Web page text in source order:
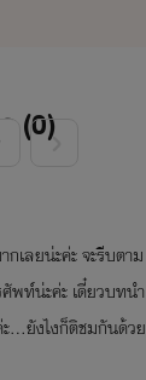
(0)
เลยน่ะค่ะ จะรีบตาม
พท์น่ะค่ะ เดี๋ยวบทนำ
...ยังไงก็ติชมกันด้วย